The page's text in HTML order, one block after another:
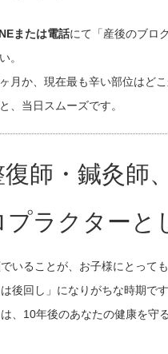
または電話にて「産後のブロ
。
月か、現在最も辛い部位はど
、当日スムーズです。
師・鍼灸師
プラクターと
いることが、お子様にとって
は後回し」になりがちな時期で
、10年後のあなたの健康を守